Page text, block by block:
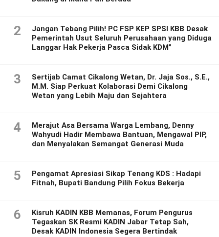
2
Jangan Tebang Pilih! PC FSP KEP SPSI KBB Desak
Pemerintah Usut Seluruh Perusahaan yang Diduga
Langgar Hak Pekerja Pasca Sidak KDM”
3
Sertijab Camat Cikalong Wetan, Dr. Jaja Sos., S.E.,
M.M. Siap Perkuat Kolaborasi Demi Cikalong
Wetan yang Lebih Maju dan Sejahtera
4
Merajut Asa Bersama Warga Lembang, Denny
Wahyudi Hadir Membawa Bantuan, Mengawal PIP,
dan Menyalakan Semangat Generasi Muda
5
Pengamat Apresiasi Sikap Tenang KDS : Hadapi
Fitnah, Bupati Bandung Pilih Fokus Bekerja
6
Kisruh KADIN KBB Memanas, Forum Pengurus
Tegaskan SK Resmi KADIN Jabar Tetap Sah,
Desak KADIN Indonesia Segera Bertindak